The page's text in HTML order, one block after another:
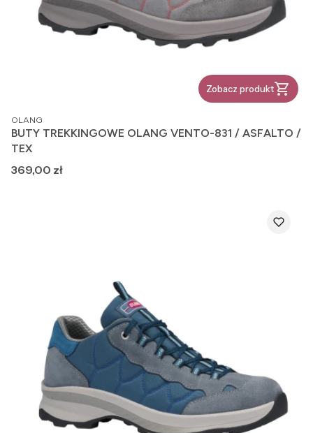
Zobacz produkt
PRODUCENT
OLANG
BUTY TREKKINGOWE OLANG VENTO-831 / ASFALTO /
TEX
Cena
369,00 zł